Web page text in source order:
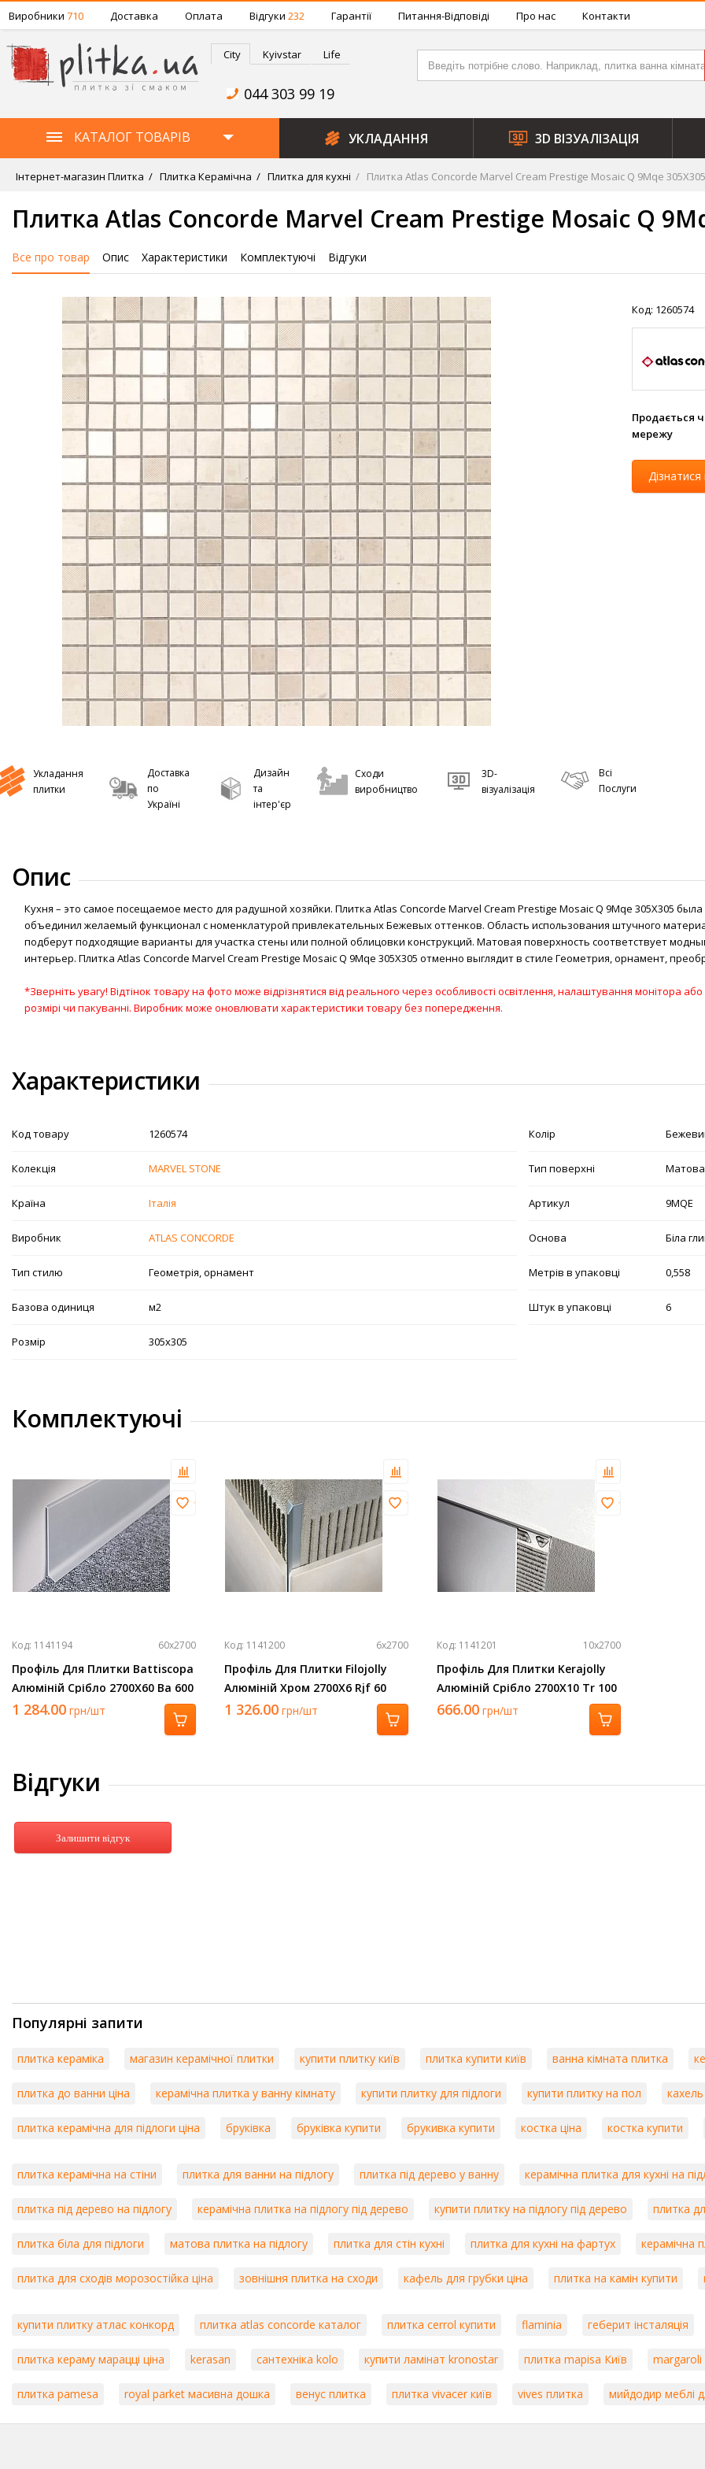
Виробники 710 Доставка Оплата Відгуки 232 Гарантії Питання-Відповіді Про нас Контакти
City Kyivstar Life
044 303 99 19
КАТАЛОГ ТОВАРІВ УКЛАДАННЯ 3D ВІЗУАЛІЗАЦІЯ
Інтернет-магазин Плитка Плитка Керамічна Плитка для кухні Плитка Atlas Concorde Marvel Cream Prestige Mosaic Q 9Mqe 305Х305
Плитка Atlas Concorde Marvel Cream Prestige Mosaic Q
Все про товар Опис Характеристики Комплектуючі Відгуки
Укладання
плитки
Доставка
по
Україні
Дизайн
та
інтер'єр
Сходи
виробництво
3D-
візуалізація
Всі
Послуги
Код: 1260574
Продається
мережу
Опис
Кухня – это самое посещаемое место для радушной хозяйки. Плитка Atlas Concorde Marvel Cream Prestige Mosaic Q 9Mqe 305Х305 была
объединил желаемый функционал с номенклатурой привлекательных Бежевых оттенков. Область использования штучного
подберут подходящие варианты для участка стены или полной облицовки конструкций. Матовая поверхность соответствует
интерьер. Плитка Atlas Concorde Marvel Cream Prestige Mosaic Q 9Mqe 305Х305 отменно выглядит в стиле Геометрия, орнамент,
*Зверніть увагу! Відтінок товару на фото може відрізнятися від реального через особливості освітлення, налаштування монітора
розмірі чи пакуванні. Виробник може оновлювати характеристики товару без попередження.
Характеристики
Код товару 1260574
Колекція MARVEL STONE
Країна Італія
Виробник ATLAS CONCORDE
Тип стилю Геометрія, орнамент
Базова одиниця м2
Розмір 305х305
Колір
Тип поверхні Матова
Артикул 9MQE
Основа Біла
Метрів в упаковці 0,558
Штук в упаковці 6
Комплектуючі
Код: 1141194 60х2700
Профіль Для Плитки Battiscopa
Алюміній Срібло 2700Х60 Ba 600
Asn
1 284.00 грн/шт
Код: 1141200 6х2700
Профіль Для Плитки Filojolly
Алюміній Хром 2700Х6 Rjf 60
Asb
1 326.00 грн/шт
Код: 1141201 10х2700
Профіль Для Плитки Kerajolly
Алюміній Срібло 2700Х10 Tr 100
As
666.00 грн/шт
Відгуки
Залишити відгук
Популярні запити
плитка кераміка магазин керамічної плитки купити плитку київ плитка купити київ ванна кімната плитка
плитка до ванни ціна керамічна плитка у ванну кімнату купити плитку для підлоги купити плитку на пол
плитка керамічна для підлоги ціна бруківка бруківка купити брукивка купити костка ціна костка купити
плитка керамічна на стіни плитка для ванни на підлогу плитка під дерево у ванну керамічна плитка для кухні на
плитка під дерево на підлогу керамічна плитка на підлогу під дерево купити плитку на підлогу під дерево плитка
плитка біла для підлоги матова плитка на підлогу плитка для стін кухні плитка для кухні на фартух керамічна
плитка для сходів морозостійка ціна зовнішня плитка на сходи кафель для грубки ціна плитка на камін купити
купити плитку атлас конкорд плитка atlas concorde каталог плитка cerrol купити flaminia геберит інсталяція
плитка кераму марацці ціна kerasan сантехніка kolo купити ламінат kronostar плитка mapisa Київ margaroli
плитка pamesa royal parket масивна дошка венус плитка плитка vivacer київ vives плитка мийдодир меблі